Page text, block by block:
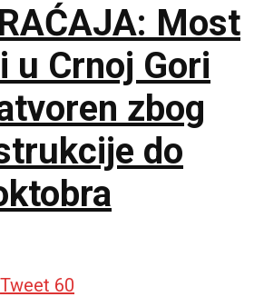
Most
u Crnoj Gori
zbog
do
Tweet 60